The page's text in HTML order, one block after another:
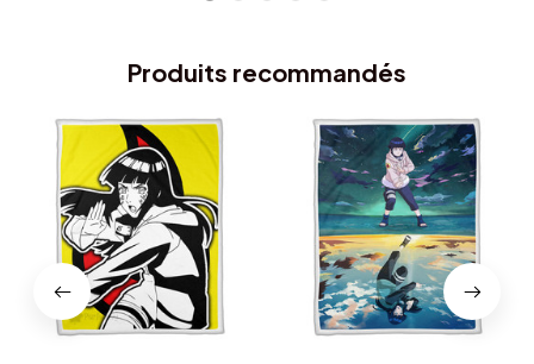
Produits recommandés